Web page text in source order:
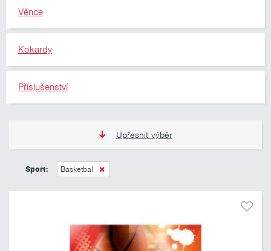
Věnce
Kokardy
Příslušenství
Upřesnit výběr
11 Kč
Sport: Basketbal